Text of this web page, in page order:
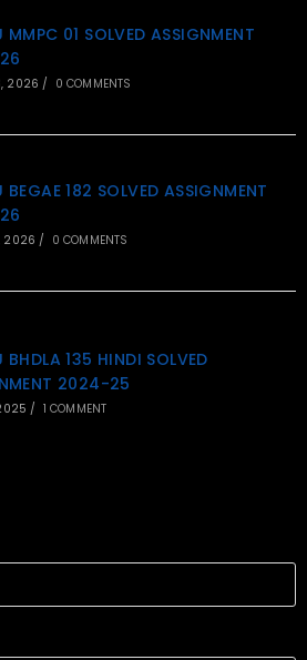
MMPC 01 SOLVED ASSIGNMENT
2026 / 0 COMMENTS
BEGAE 182 SOLVED ASSIGNMENT
2026 / 0 COMMENTS
BHDLA 135 HINDI SOLVED
2024-25
/ 1 COMMENT